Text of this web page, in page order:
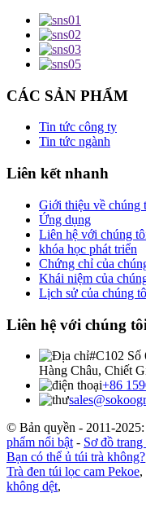
CÁC SẢN PHẨM
Tin tức công ty
Tin tức ngành
Liên kết nhanh
Giới thiệu về chúng
Ứng dụng
Liên hệ với chúng
khóa học phát triển
Chứng chỉ của
Khái niệm của
Lịch sử của chúng
Liên hệ với chúng tôi
#C102 Số
Hàng Châu, Chiết
+86
© Bản quyền - 2011-
phẩm nổi bật - Sơ đồ
Bạn có thể ủ túi trà không?
Trà đen túi lọc cam Pekoe,
không dệt,